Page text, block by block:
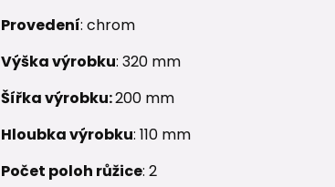
Provedení: chrom
Výška výrobku: 320 mm
Šířka výrobku:200 mm
Hloubka výrobku: 110 mm
Počet poloh růžice: 2